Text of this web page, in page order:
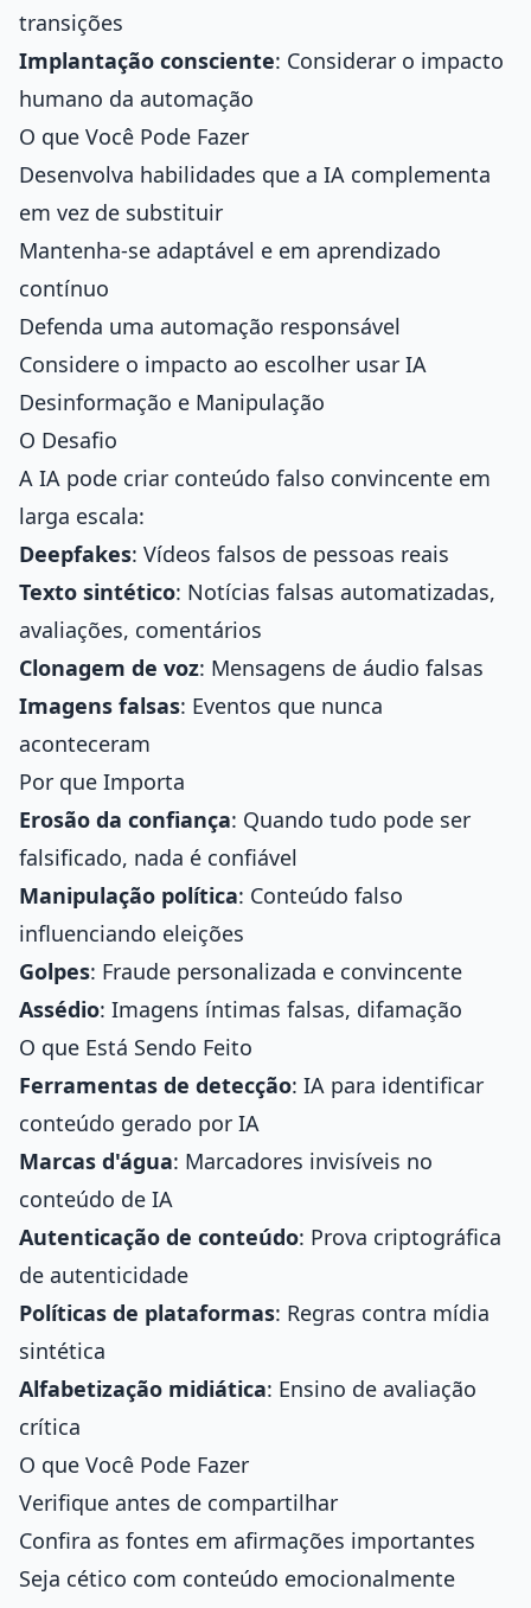
transições
Implantação consciente: Considerar o impacto
humano da automação
O que Você Pode Fazer
Desenvolva habilidades que a IA complementa
em vez de substituir
Mantenha-se adaptável e em aprendizado
contínuo
Defenda uma automação responsável
Considere o impacto ao escolher usar IA
Desinformação e Manipulação
O Desafio
A IA pode criar conteúdo falso convincente em
larga escala:
Deepfakes: Vídeos falsos de pessoas reais
Texto sintético: Notícias falsas automatizadas,
avaliações, comentários
Clonagem de voz: Mensagens de áudio falsas
Imagens falsas: Eventos que nunca
aconteceram
Por que Importa
Erosão da confiança: Quando tudo pode ser
falsificado, nada é confiável
Manipulação política: Conteúdo falso
influenciando eleições
Golpes: Fraude personalizada e convincente
Assédio: Imagens íntimas falsas, difamação
O que Está Sendo Feito
Ferramentas de detecção: IA para identificar
conteúdo gerado por IA
Marcas d'água: Marcadores invisíveis no
conteúdo de IA
Autenticação de conteúdo: Prova criptográfica
de autenticidade
Políticas de plataformas: Regras contra mídia
sintética
Alfabetização midiática: Ensino de avaliação
crítica
O que Você Pode Fazer
Verifique antes de compartilhar
Confira as fontes em afirmações importantes
Seja cético com conteúdo emocionalmente